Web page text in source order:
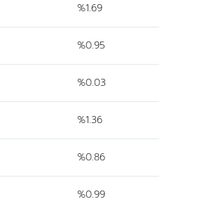
%1.69
%0.95
%0.03
%1.36
%0.86
%0.99